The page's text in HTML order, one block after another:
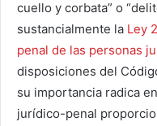
cuello y corbata” o
sustancialmente la Ley
penal de las personas
disposiciones del
su importancia radica
jurídico-penal